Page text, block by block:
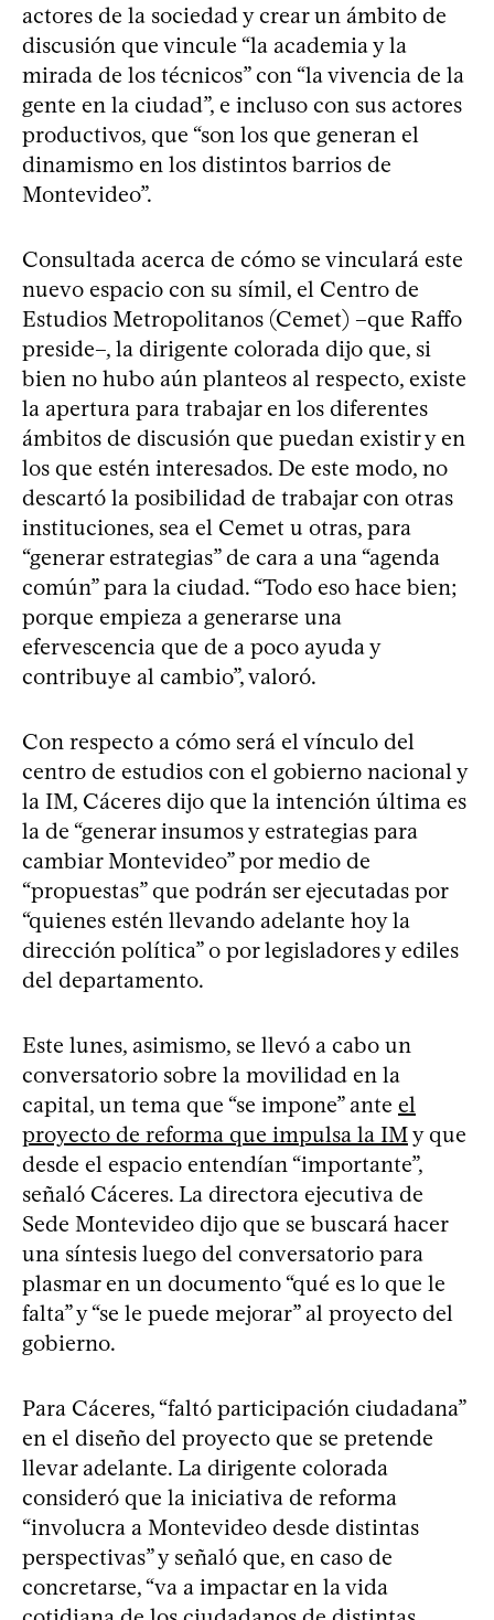
actores de la sociedad y crear un ámbito de
discusión que vincule “la academia y la
mirada de los técnicos” con “la vivencia de la
gente en la ciudad”, e incluso con sus actores
productivos, que “son los que generan el
dinamismo en los distintos barrios de
Montevideo”.
Consultada acerca de cómo se vinculará este
nuevo espacio con su símil, el Centro de
Estudios Metropolitanos (Cemet) –que Raffo
preside–, la dirigente colorada dijo que, si
bien no hubo aún planteos al respecto, existe
la apertura para trabajar en los diferentes
ámbitos de discusión que puedan existir y en
los que estén interesados. De este modo, no
descartó la posibilidad de trabajar con otras
instituciones, sea el Cemet u otras, para
“generar estrategias” de cara a una “agenda
común” para la ciudad. “Todo eso hace bien;
porque empieza a generarse una
efervescencia que de a poco ayuda y
contribuye al cambio”, valoró.
Con respecto a cómo será el vínculo del
centro de estudios con el gobierno nacional y
la IM, Cáceres dijo que la intención última es
la de “generar insumos y estrategias para
cambiar Montevideo” por medio de
“propuestas” que podrán ser ejecutadas por
“quienes estén llevando adelante hoy la
dirección política” o por legisladores y ediles
del departamento.
Este lunes, asimismo, se llevó a cabo un
conversatorio sobre la movilidad en la
capital, un tema que “se impone” ante el
proyecto de reforma que impulsa la IMy que
desde el espacio entendían “importante”,
señaló Cáceres. La directora ejecutiva de
Sede Montevideo dijo que se buscará hacer
una síntesis luego del conversatorio para
plasmar en un documento “qué es lo que le
falta” y “se le puede mejorar” al proyecto del
gobierno.
Para Cáceres, “faltó participación ciudadana”
en el diseño del proyecto que se pretende
llevar adelante. La dirigente colorada
consideró que la iniciativa de reforma
“involucra a Montevideo desde distintas
perspectivas” y señaló que, en caso de
concretarse, “va a impactar en la vida